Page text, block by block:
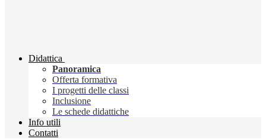
Didattica
Panoramica
Offerta formativa
I progetti delle classi
Inclusione
Le schede didattiche
Info utili
Contatti